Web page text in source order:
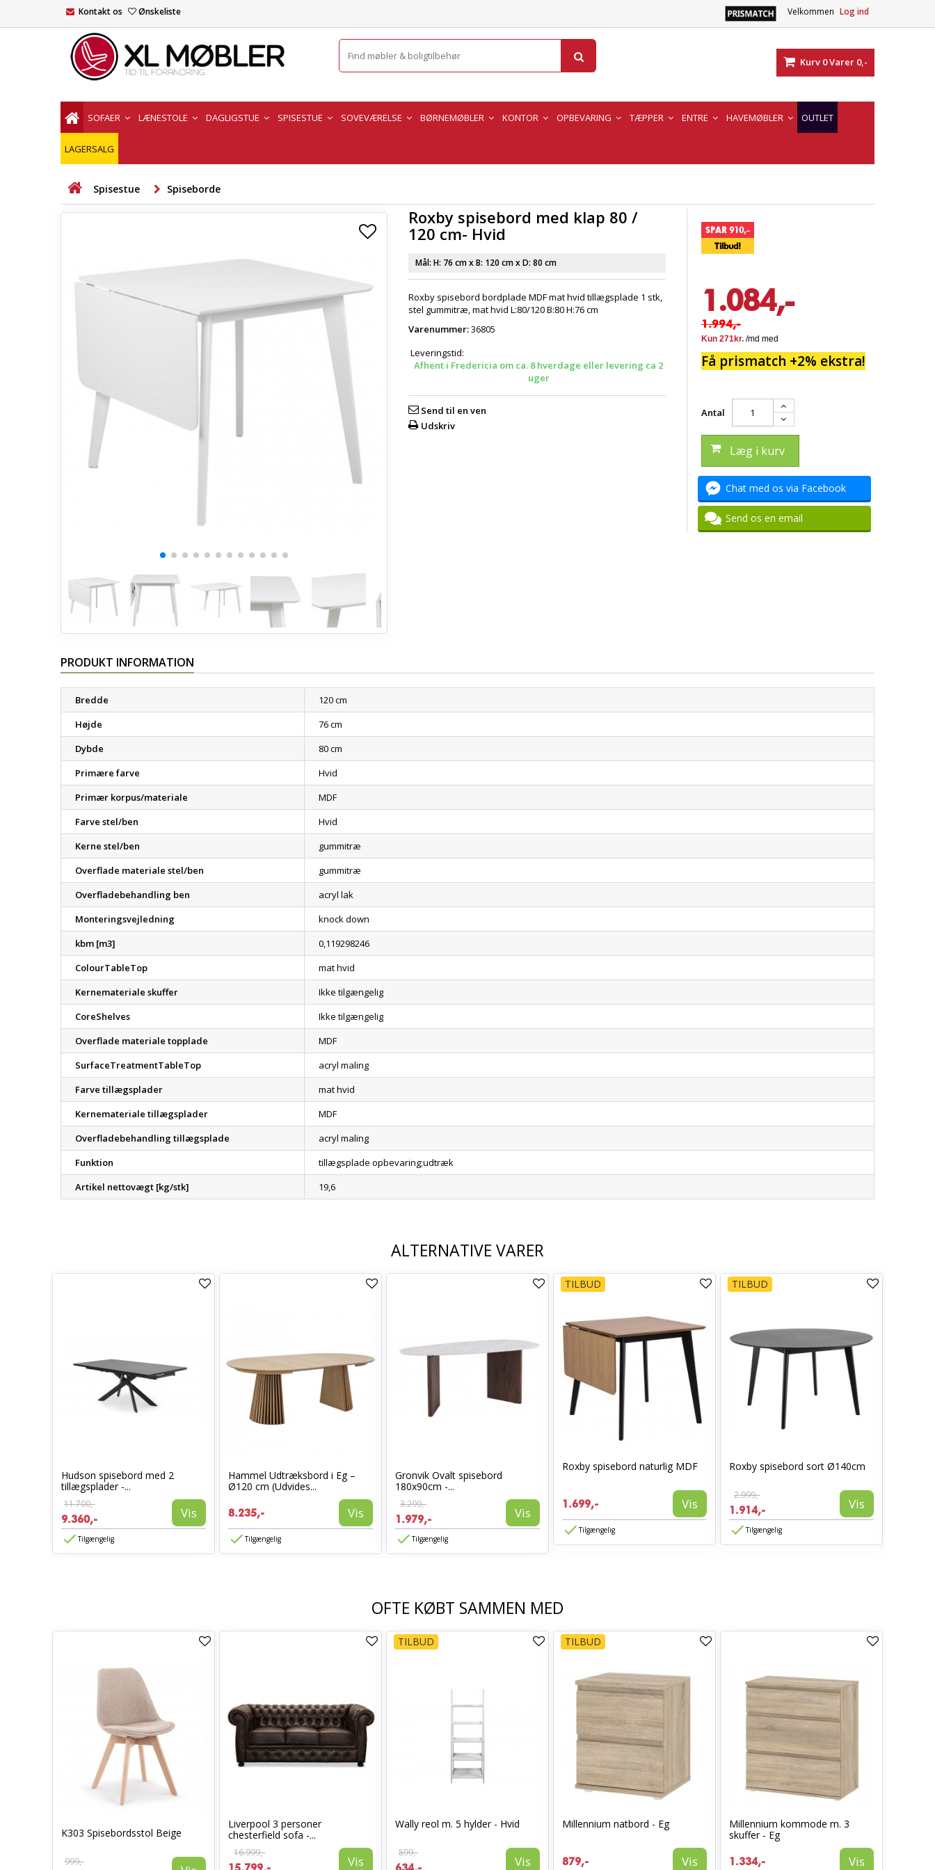
Velkommen Log ind
Kontakt os Ønskeliste
Kurv 0Varer 0,-
SOFAER LÆNESTOLE DAGLIGSTUE SPISESTUE SOVEVÆRELSE BØRNEMØBLER KONTOR OPBEVARING TÆPPER ENTRE HAVEMØBLER OUTLET
LAGERSALG
Spisestue Spiseborde
Roxby spisebord med klap 80 /
120 cm- Hvid
Mål: H: 76 cmx B: 120 cmx D: 80 cm
Roxby spisebord bordplade MDF mat hvid tillægsplade 1 stk,
stel gummitræ, mat hvid L:80/120 B:80 H:76 cm
Varenummer:36805
Leveringstid:
Afhent i Fredericia om ca. 8 hverdage eller levering ca 2
uger
Send til en ven
Udskriv
SPAR 910,-
Tilbud!
1.084,-
1.994,-
Få prismatch +2% ekstra!
Antal
Læg i kurv
Chat med os via Facebook
Send os en email
PRODUKT INFORMATION
Bredde
120 cm
Højde
76 cm
Dybde
80 cm
Primære farve
Hvid
Primær korpus/materiale
MDF
Farve stel/ben
Hvid
Kerne stel/ben
gummitræ
Overflade materiale stel/ben
gummitræ
Overfladebehandling ben
acryl lak
Monteringsvejledning
knock down
kbm [m3]
0,119298246
ColourTableTop
mat hvid
Kernemateriale skuffer
Ikke tilgængelig
CoreShelves
Ikke tilgængelig
Overflade materiale topplade
MDF
SurfaceTreatmentTableTop
acryl maling
Farve tillægsplader
mat hvid
Kernemateriale tillægsplader
MDF
Overfladebehandling tillægsplade
acryl maling
Funktion
tillægsplade opbevaring;udtræk
Artikel nettovægt [kg/stk]
19,6
ALTERNATIVE VARER
Hudson spisebord med 2
tillægsplader -...
11.700,-
9.360,- Vis
Tilgængelig
Hammel Udtræksbord i Eg –
Ø120 cm (Udvides...
8.235,- Vis
Tilgængelig
Gronvik Ovalt spisebord
180x90cm -...
3.299,-
1.979,- Vis
Tilgængelig
TILBUD
Roxby spisebord naturlig MDF
1.699,- Vis
Tilgængelig
TILBUD
Roxby spisebord sort Ø140cm
2.999,-
1.914,- Vis
Tilgængelig
OFTE KØBT SAMMEN MED
K303 Spisebordsstol Beige
999,-
Liverpool 3 personer
chesterfield sofa -...
16.999,-
Vis
TILBUD
Wally reol m. 5 hylder - Hvid
899,-
Vis
TILBUD
Millennium natbord - Eg
879,- Vis
Millennium kommode m. 3
skuffer - Eg
1.334,- Vis